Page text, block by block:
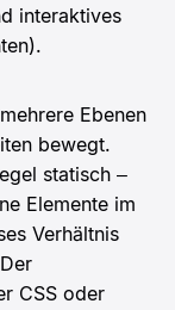
interaktives
Ebenen
bewegt.
statisch –
Elemente im
Verhältnis
CSS oder